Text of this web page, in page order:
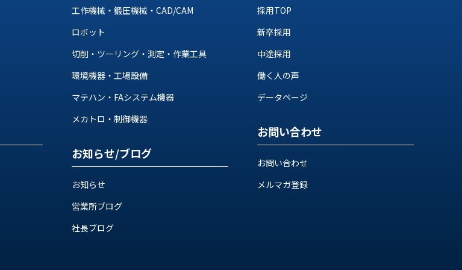
工作機械・鍛圧機械・CAD/CAM
ロボット
切削・ツーリング・測定・作業工具
環境機器・工場設備
マテハン・FAシステム機器
メカトロ・制御機器
お知らせ/ブログ
お知らせ
営業所ブログ
社長ブログ
採用TOP
新卒採用
中途採用
働く人の声
データページ
お問い合わせ
お問い合わせ
メルマガ登録